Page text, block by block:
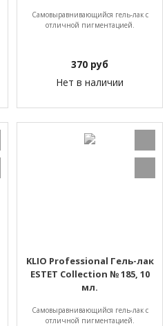
Самовыравнивающийся гель-лак с
отличной пигментацией.
370 руб
Нет в наличии
KLIO Professional Гель-лак
ESTET Collection № 185, 10
мл.
Самовыравнивающийся гель-лак с
отличной пигментацией.